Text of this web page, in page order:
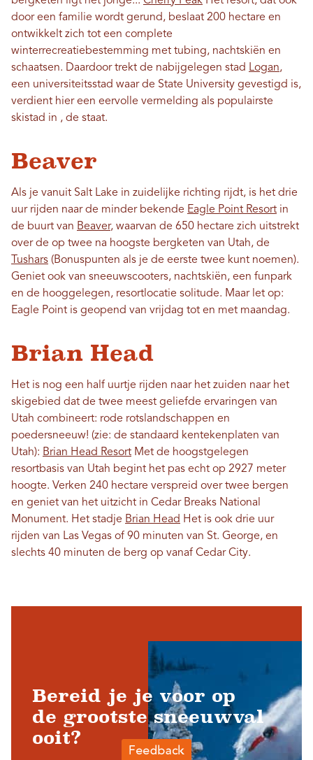
door een familie wordt gerund, beslaat 200 hectare en
ontwikkelt zich tot een complete
winterrecreatiebestemming met tubing, nachtskiën en
schaatsen. Daardoor trekt de nabijgelegen stad Logan,
een universiteitsstad waar de State University gevestigd is,
verdient hier een eervolle vermelding als populairste
skistad in , de staat.
Beaver
Als je vanuit Salt Lake in zuidelijke richting rijdt, is het drie
uur rijden naar de minder bekende Eagle Point Resort in
de buurt van Beaver, waarvan de 650 hectare zich uitstrekt
over de op twee na hoogste bergketen van Utah, de
Tushars (Bonuspunten als je de eerste twee kunt noemen).
Geniet ook van sneeuwscooters, nachtskiën, een funpark
en de hooggelegen, resortlocatie solitude. Maar let op:
Eagle Point is geopend van vrijdag tot en met maandag.
Brian Head
Het is nog een half uurtje rijden naar het zuiden naar het
skigebied dat de twee meest geliefde ervaringen van
Utah combineert: rode rotslandschappen en
poedersneeuw! (zie: de standaard kentekenplaten van
Utah): Brian Head Resort Met de hoogstgelegen
resortbasis van Utah begint het pas echt op 2927 meter
hoogte. Verken 240 hectare verspreid over twee bergen
en geniet van het uitzicht in Cedar Breaks National
Monument. Het stadje Brian Head Het is ook drie uur
rijden van Las Vegas of 90 minuten van St. George, en
slechts 40 minuten de berg op vanaf Cedar City.
Bereid je je voor op
de grootste sneeuwval
ooit?